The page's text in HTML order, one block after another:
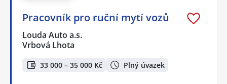
Pracovník pro ruční mytí vozů
Louda Auto a.s.
Vrbová Lhota
33 000 – 35 000 Kč Plný úvazek